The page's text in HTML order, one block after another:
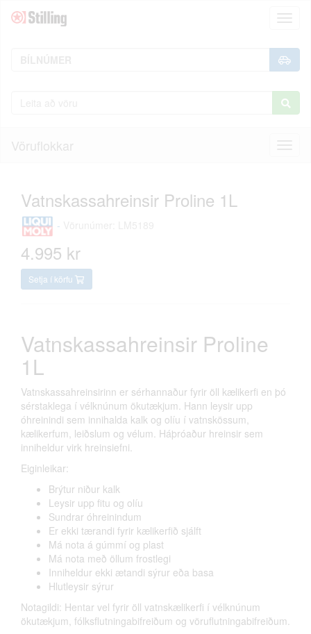
Vöruflokkar
Vatnskassahreinsir Proline 1L
-
4.995 kr
Setja í körfu
Vatnskassahreinsir Proline
1L
Vatnskassahreinsirinn er sérhannaður fyrir öll kælikerfi en þó
sérstaklega í vélknúnum ökutækjum. Hann leysir upp
óhreinindi sem innihalda kalk og olíu í vatnskössum,
kælikerfum, leiðslum og vélum. Háþróaður hreinsir sem
inniheldur virk hreinsiefni.
Eiginleikar:
Brýtur niður kalk
Leysir upp fitu og olíu
Sundrar óhreinindum
Er ekki tærandi fyrir kælikerfið sjálft
Má nota á gúmmí og plast
Má nota með öllum frostlegi
Inniheldur ekki ætandi sýrur eða basa
Hlutleysir sýrur
Notagildi: Hentar vel fyrir öll vatnskælikerfi í vélknúnum
ökutækjum, fólksflutningabifreiðum og vöruflutningabifreiðum.